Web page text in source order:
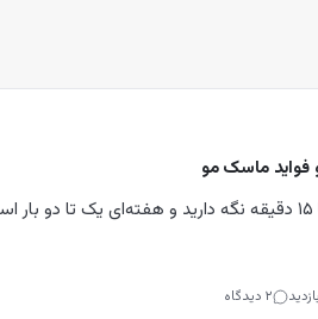
فواید ماسک مو
ماسک مو را روی موی نم‌دار و از میانه تا نوک بزنید، ۵ تا ۱۵ دقیقه نگه دارید و
بازدید ۲ دیدگاه